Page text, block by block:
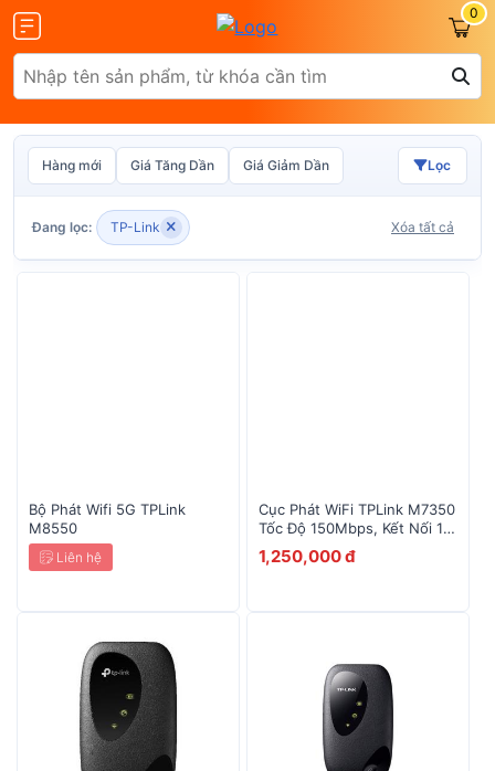
0
ZTE
Alcatel EE5G
Hàng mới Giá Tăng Dần Giá Giảm Dần Lọc
Đang lọc: TP-Link Xóa tất cả
Bộ Phát Wifi 5G TPLink
M8550
Liên hệ
Cục Phát WiFi TPLink M7350
Tốc Độ 150Mbps, Kết Nối 10
Thiết Bị
1,250,000 đ